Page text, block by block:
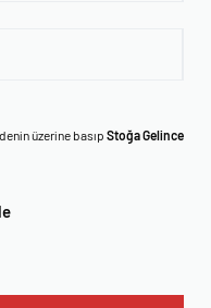
üzerine basıp Stoğa Gelince